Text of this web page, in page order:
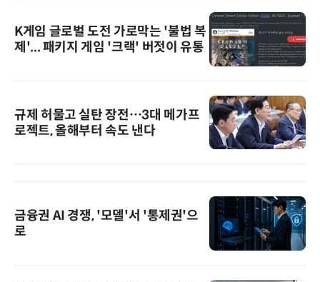
K게임 글로벌 도전 가로막는 '불법 복
제'... 패키지 게임 '크랙' 버젓이 유통
규제 허물고 실탄 장전…3대 메가프
로젝트, 올해부터 속도 낸다
금융권 AI 경쟁, '모델'서 '통제권'으
로